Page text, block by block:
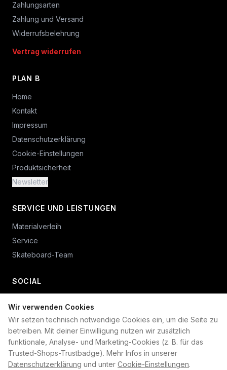
Wir verwenden Cookies
Wir setzen technisch notwendige Cookies ein, um die Seite zu
betreiben. Mit deiner Einwilligung nutzen wir zusätzlich
funktionale, Analyse- und Marketing-Cookies (z. B. für das
Trusted-Shops-Trustbadge). Mehr Infos in unserer
Datenschutzerklärung und unter Cookie-Einstellungen.
Zahlungsarten
Zahlung und Versand
Widerrufsbelehrung
Vertrag widerrufen
PLAN B
Home
Kontakt
Impressum
Datenschutzerklärung
Cookie-Einstellungen
Produktsicherheit
Newsletter
SERVICE UND LEISTUNGEN
Materialverleih
Service
Skateboard-Team
SOCIAL
+49 234 687 00 38
shop@plan-b-funsport.de
Sichere Zahlung mit: